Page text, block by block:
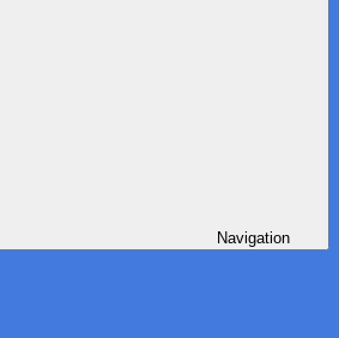
Navigation